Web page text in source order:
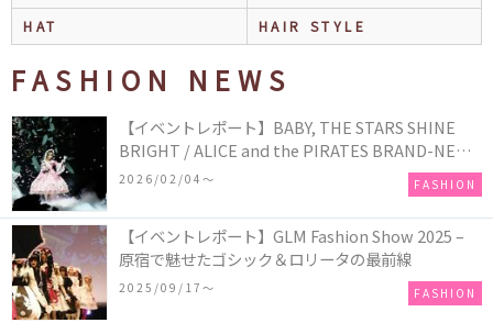
HAT
HAIR STYLE
FASHION NEWS
【イベントレポート】BABY, THE STARS SHINE
BRIGHT / ALICE and the PIRATES BRAND-NEW
COLLECTION in TOKYO
2026/02/04〜 FASHION
【イベントレポート】GLM Fashion Show 2025 –
原宿で魅せたゴシック＆ロリータの最前線
2025/09/17〜 FASHION